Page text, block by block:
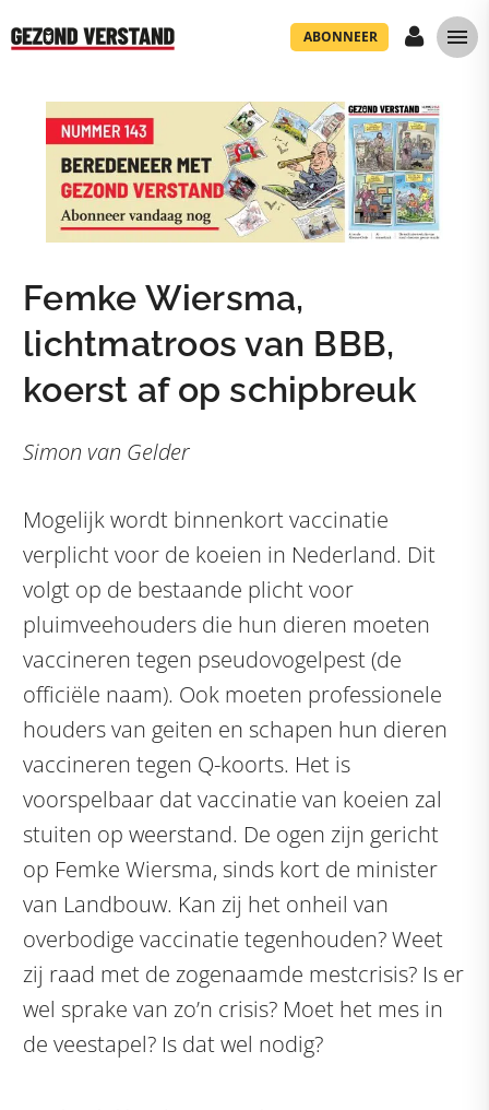
ABONNEER
Femke Wiersma,
lichtmatroos van BBB,
koerst af op schipbreuk
Simon van Gelder
Mogelijk wordt binnenkort vaccinatie
verplicht voor de koeien in Nederland. Dit
volgt op de bestaande plicht voor
pluimveehouders die hun dieren moeten
vaccineren tegen pseudovogelpest (de
officiële naam). Ook moeten professionele
houders van geiten en schapen hun dieren
vaccineren tegen Q-koorts. Het is
voorspelbaar dat vaccinatie van koeien zal
stuiten op weerstand. De ogen zijn gericht
op Femke Wiersma, sinds kort de minister
van Landbouw. Kan zij het onheil van
overbodige vaccinatie tegenhouden? Weet
zij raad met de zogenaamde mestcrisis? Is er
wel sprake van zo’n crisis? Moet het mes in
de veestapel? Is dat wel nodig?